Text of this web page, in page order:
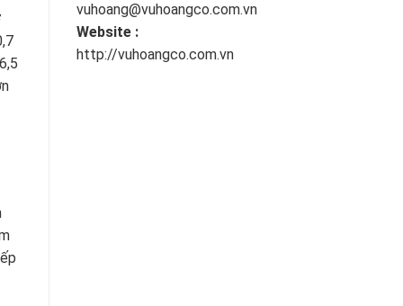
vuhoang@vuhoangco.com.vn
Website :
http://vuhoangco.com.vn